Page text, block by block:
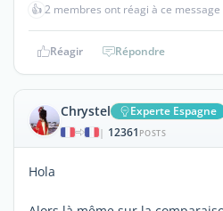
👍2 membres ont réagi à ce message
Réagir Répondre
Chrystel Experte Espagne
| 12361 POSTS
Hola